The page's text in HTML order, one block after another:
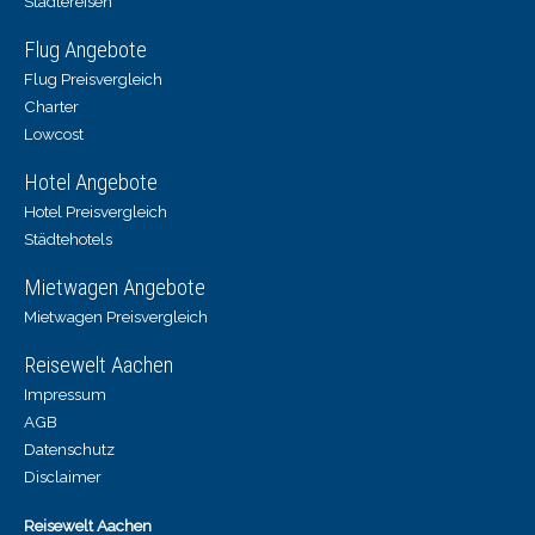
Flug Angebote
Flug Preisvergleich
Charter
Lowcost
Hotel Angebote
Hotel Preisvergleich
Städtehotels
Mietwagen Angebote
Mietwagen Preisvergleich
Reisewelt Aachen
Impressum
AGB
Datenschutz
Disclaimer
Reisewelt Aachen